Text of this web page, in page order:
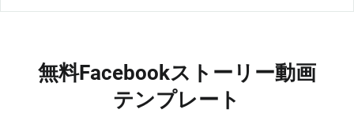
無料Facebookストーリー動画
テンプレート